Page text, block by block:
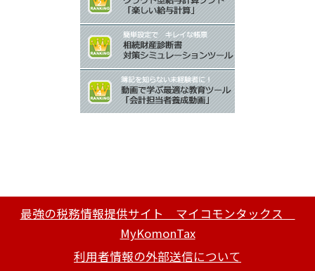
最強の税務情報提供サイト マイコモンタックス
MyKomonTax
利用者情報の外部送信について